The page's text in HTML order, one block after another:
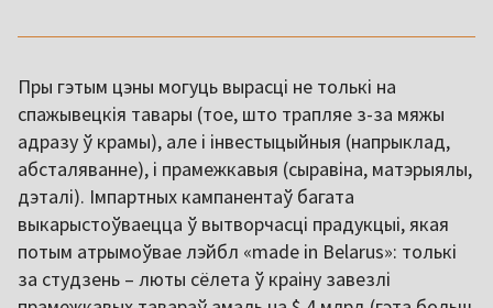
Пры гэтым цэны могуць вырасці не толькі на
спажывецкія тавары (тое, што трапляе з-за мяжы
адразу ў крамы), але і інвестыцыйныя (напрыклад,
абсталяванне), і прамежкавыя (сыравіна, матэрыялы,
дэталі). Імпартных кампанентаў багата
выкарыстоўваецца ў вытворчасці прадукцыі, якая
потым атрымоўвае лэйбл «made in Belarus»: толькі
за студзень – люты сёлета ў краіну завезлі